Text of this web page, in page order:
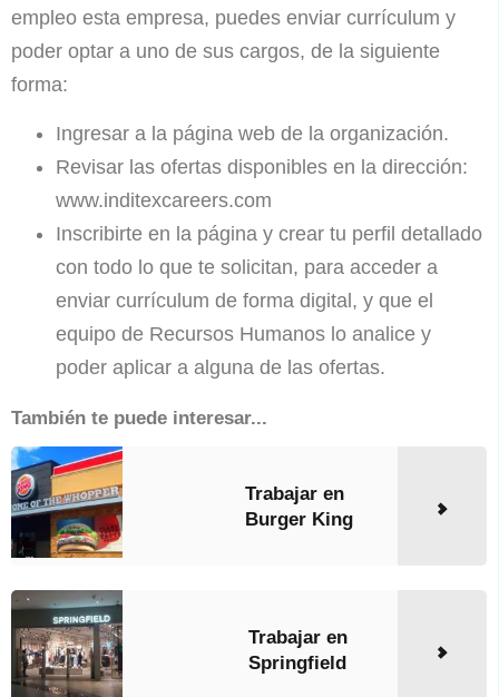
empleo esta empresa, puedes enviar currículum y
poder optar a uno de sus cargos, de la siguiente
forma:
Ingresar a la página web de la organización.
Revisar las ofertas disponibles en la dirección:
www.inditexcareers.com
Inscribirte en la página y crear tu perfil detallado
con todo lo que te solicitan, para acceder a
enviar currículum de forma digital, y que el
equipo de Recursos Humanos lo analice y
poder aplicar a alguna de las ofertas.
También te puede interesar...
Trabajar en
Burger King
Trabajar en
Springfield